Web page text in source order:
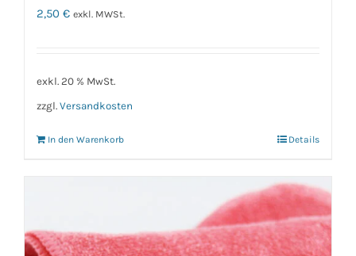
2,50 € exkl. MWSt.
exkl. 20 % MwSt.
zzgl. Versandkosten
In den Warenkorb Details